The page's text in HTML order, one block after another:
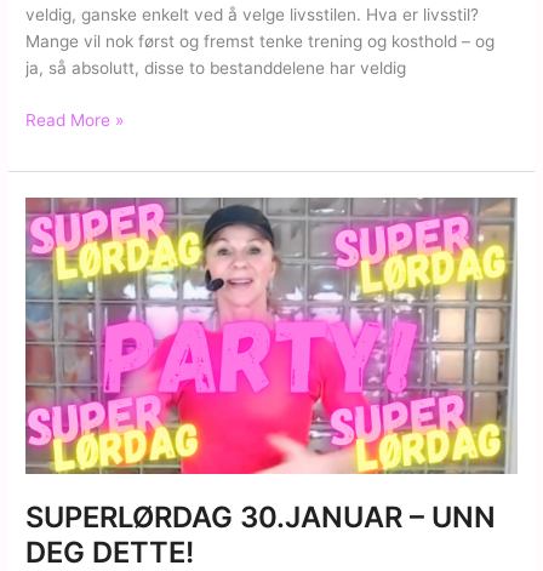
veldig, ganske enkelt ved å velge livsstilen. Hva er livsstil?
Mange vil nok først og fremst tenke trening og kosthold – og
ja, så absolutt, disse to bestanddelene har veldig
Hvordan
formen?
Read More »
SUPERLØRDAG 30.JANUAR – UNN
DEG DETTE!